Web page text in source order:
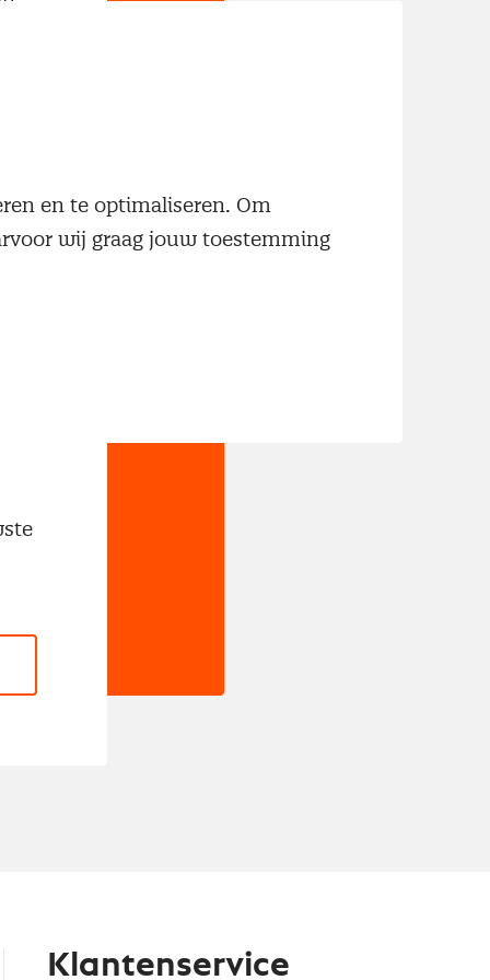
Klantenservice
en te optimaliseren. Om
wij graag jouw toestemming